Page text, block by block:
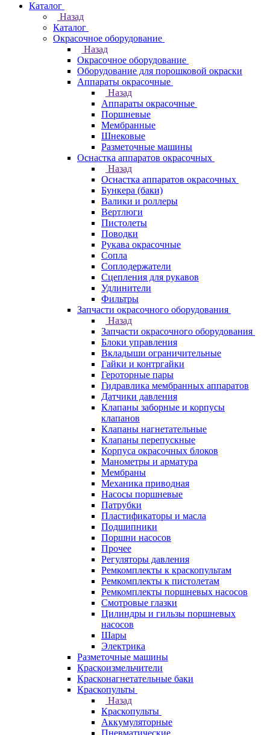
Каталог
Назад
Каталог
Окрасочное оборудование
Назад
Окрасочное оборудование
Оборудование для порошковой окраски
Аппараты окрасочные
Назад
Аппараты окрасочные
Поршневые
Мембранные
Шнековые
Разметочные машины
Оснастка аппаратов окрасочных
Назад
Оснастка аппаратов окрасочных
Бункера (баки)
Валики и роллеры
Вертлюги
Пистолеты
Поводки
Рукава окрасочные
Сопла
Соплодержатели
Сцепления для рукавов
Удлинители
Фильтры
Запчасти окрасочного оборудования
Назад
Запчасти окрасочного оборудования
Блоки управления
Вкладыши ограничительные
Гайки и контргайки
Героторные пары
Гидравлика мембранных аппаратов
Датчики давления
Клапаны заборные и корпусы
клапанов
Клапаны нагнетательные
Клапаны перепускные
Корпуса окрасочных блоков
Манометры и арматура
Мембраны
Механика приводная
Насосы поршневые
Патрубки
Пластификаторы и масла
Подшипники
Поршни насосов
Прочее
Регуляторы давления
Ремкомплекты к краскопультам
Ремкомплекты к пистолетам
Ремкомплекты поршневых насосов
Смотровые глазки
Цилиндры и гильзы поршневых
насосов
Шары
Электрика
Разметочные машины
Краскоизмельчители
Красконагнетательные баки
Краскопульты
Назад
Краскопульты
Аккумуляторные
Пневматические